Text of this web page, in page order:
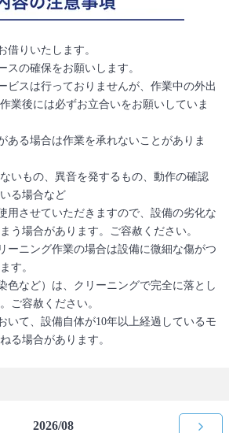
借りいたします。
の確保をお願いします。
ビスは行っておりませんが、作業中の外出
業後には必ずお立合いをお願いしていま
ある場合は作業を承れないことがありま
いもの、異音を発するもの、動作の確認
る場合など
用させていただきますので、設備の劣化な
う場合があります。ご容赦ください。
ーニング作業の場合は設備に微細な傷がつ
す。
色など）は、クリーニングで完全に落とし
ご容赦ください。
いて、設備自体が10年以上経過しているモ
る場合があります。
2026/08